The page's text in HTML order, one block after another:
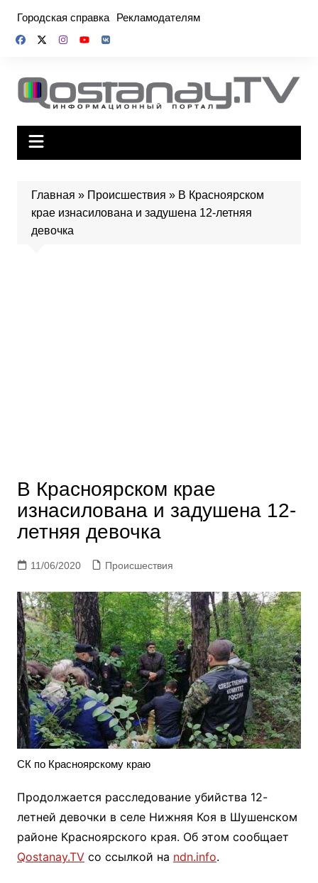
содержимому
Городская справка Рекламодателям
Главная » Происшествия » В Красноярском
крае изнасилована и задушена 12-летняя
девочка
В Красноярском крае
изнасилована и задушена 12-
летняя девочка
11/06/2020 Происшествия
СК по Красноярскому краю
Продолжается расследование убийства 12-
летней девочки в селе Нижняя Коя в Шушенском
районе Красноярского края. Об этом сообщает
Qostanay.TVсо ссылкой на ndn.info.